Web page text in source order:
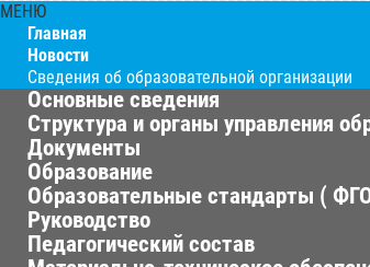
МЕНЮ
Главная
Новости
Сведения об образовательной организации
Основные сведения
Структура и органы управления
Документы
Образование
Образовательные стандарты (
Руководство
Педагогический состав